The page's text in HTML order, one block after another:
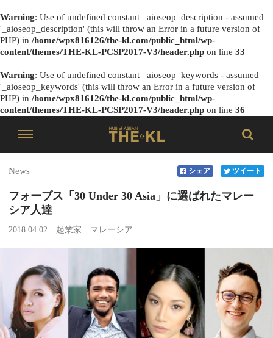
Warning: Use of undefined constant _aioseop_description - assumed
'_aioseop_description' (this will throw an Error in a future version of
PHP) in /home/wpx816126/the-kl.com/public_html/wp-
content/themes/THE-KL-PCSP2017-V3/header.php on line 33
Warning: Use of undefined constant _aioseop_keywords - assumed
'_aioseop_keywords' (this will throw an Error in a future version of
PHP) in /home/wpx816126/the-kl.com/public_html/wp-
content/themes/THE-KL-PCSP2017-V3/header.php on line 36
News シェア ツイート
フォーブス「30 Under 30 Asia」に選ばれたマレー
シア人達
2018.04.02 起業家 マレーシア